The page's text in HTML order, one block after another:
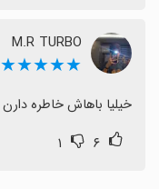
M.R TURBO
★★★★★
خیلیا باهاش خاطره دارن
۶ ۱